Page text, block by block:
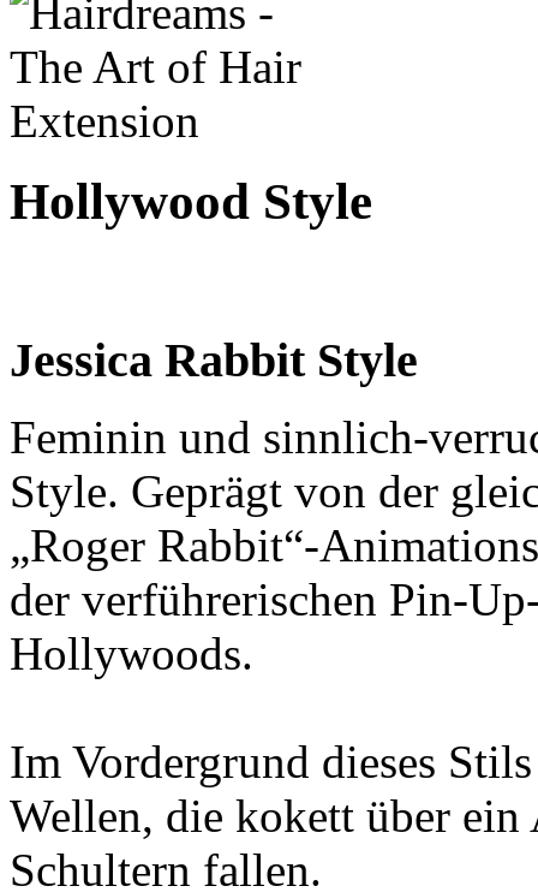
Hollywood Style
Jessica Rabbit Style
Feminin und sinnlich-
Style. Geprägt von der
„Roger Rabbit“-
der verführerischen Pin-
Hollywoods.
Im Vordergrund dieses
Wellen, die kokett über ein
Schultern fallen.